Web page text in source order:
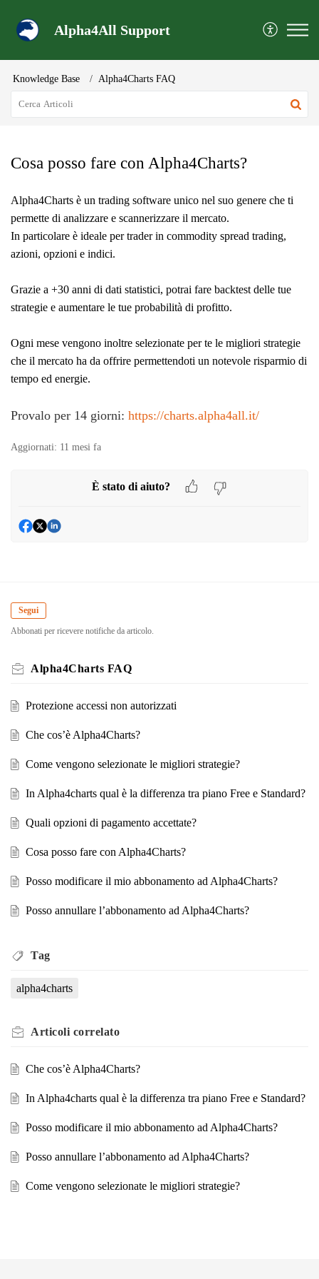
Alpha4All Support
Knowledge Base Alpha4Charts FAQ
Cosa posso fare con Alpha4Charts?
Alpha4Charts è un trading software unico nel suo genere che ti
permette di analizzare e scannerizzare il mercato.
In particolare è ideale per trader in commodity spread trading,
azioni, opzioni e indici.
Grazie a +30 anni di dati statistici, potrai fare backtest delle tue
strategie e aumentare le tue probabilità di profitto.
Ogni mese vengono inoltre selezionate per te le migliori strategie
che il mercato ha da offrire permettendoti un notevole risparmio di
tempo ed energie.
Provalo per 14 giorni: https://charts.alpha4all.it/
Aggiornati: 11 mesi fa
È stato di aiuto?
Segui
Abbonati per ricevere notifiche da articolo.
Alpha4Charts FAQ
Protezione accessi non autorizzati
Che cos’è Alpha4Charts?
Come vengono selezionate le migliori strategie?
In Alpha4charts qual è la differenza tra piano Free e Standard?
Quali opzioni di pagamento accettate?
Cosa posso fare con Alpha4Charts?
Posso modificare il mio abbonamento ad Alpha4Charts?
Posso annullare l’abbonamento ad Alpha4Charts?
Tag
alpha4charts
Articoli correlato
Che cos’è Alpha4Charts?
In Alpha4charts qual è la differenza tra piano Free e Standard?
Posso modificare il mio abbonamento ad Alpha4Charts?
Posso annullare l’abbonamento ad Alpha4Charts?
Come vengono selezionate le migliori strategie?